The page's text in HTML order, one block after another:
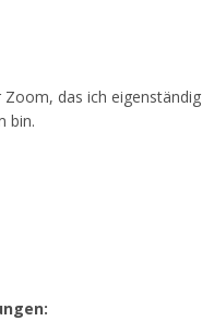
Zoom, das ich eigenständig
bin.